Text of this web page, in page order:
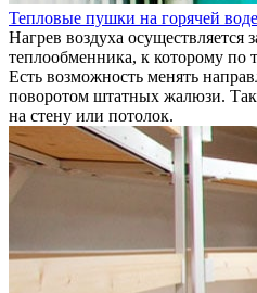
Тепловые пушки на горячей
Нагрев воздуха осуществляется
теплообменника, к которому по
Есть возможность менять
поворотом штатных жалюзи.
на стену или потолок.